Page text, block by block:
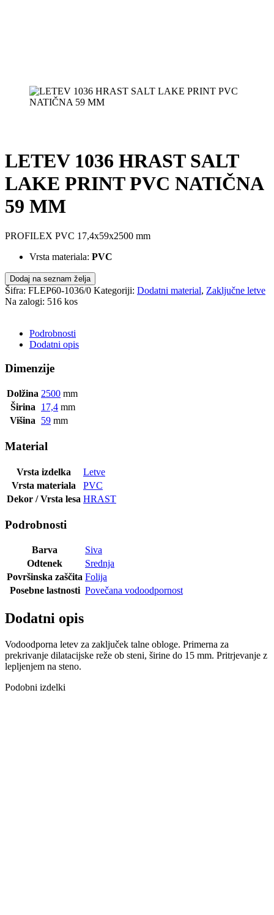
LETEV 1036 HRAST SALT
LAKE PRINT PVC NATIČNA
59 MM
PROFILEX PVC 17,4x59x2500 mm
Vrsta materiala: PVC
Dodaj na seznam želja
Šifra: FLEP60-1036/0 Kategoriji: Dodatni material, Zaključne letve
Na zalogi: 516 kos
Podrobnosti
Dodatni opis
Dimenzije
Dolžina 2500 mm
Širina
17,4 mm
Višina
59 mm
Material
Vrsta izdelka
Letve
Vrsta materiala
PVC
Dekor / Vrsta lesa HRAST
Podrobnosti
Barva
Siva
Odtenek
Srednja
Površinska zaščita Folija
Posebne lastnosti Povečana vodoodpornost
Dodatni opis
Vodoodporna letev za zaključek talne obloge. Primerna za
prekrivanje dilatacijske reže ob steni, širine do 15 mm. Pritrjevanje z
lepljenjem na steno.
Podobni izdelki